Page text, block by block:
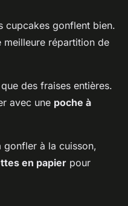
cupcakes gonflent bien.
meilleure répartition de
des fraises entières.
avec une poche à
gonfler à la cuisson,
en papier pour